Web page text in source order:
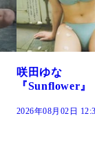
藤水咲桜『花
だまり』
2026年08月02日